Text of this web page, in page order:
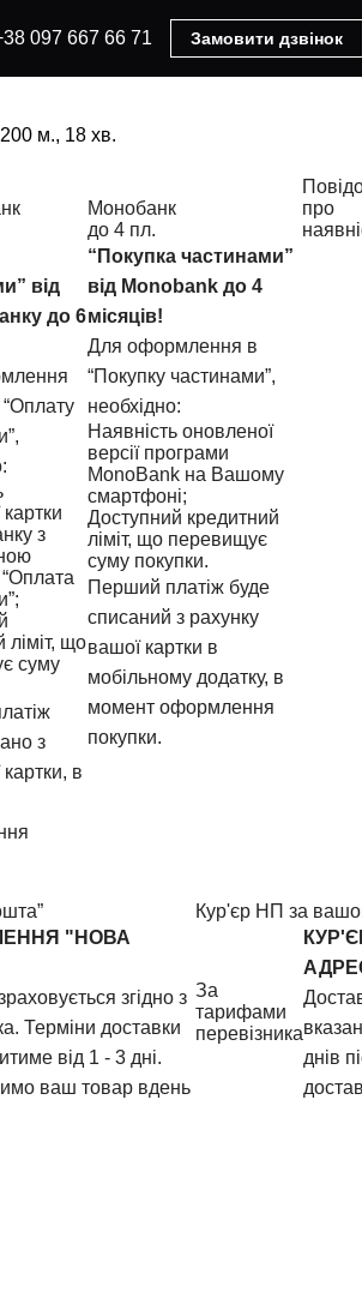
097 667 66 71 Замовити дзвінок
м., 18 хв.
від
до 6
картки
з
ліміт, що
суму
з
картки, в
Монобанк
до 4 пл.
“Покупка частинами”
від Monobank до 4
місяців!
Для оформлення в
“Покупку частинами”,
необхідно:
Наявність оновленої
версії програми
MonoBank на Вашому
смартфоні;
Доступний кредитний
ліміт, що перевищує
суму покупки.
Перший платіж буде
списаний з рахунку
вашої картки в
мобільному додатку, в
момент оформлення
покупки.
про
"НОВА
згідно з
Терміни доставки
від 1 - 3 дні.
ваш товар вдень
Кур'єр НП за
За
тарифами
перевізника
днів